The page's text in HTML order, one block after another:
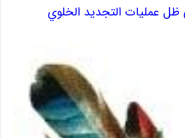
ظل عمليات التجديد الخلوي